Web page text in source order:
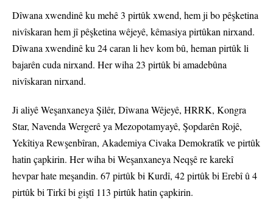
Dîwana xwendinê ku mehê 3 pirtûk xwend, hem ji bo pêşketina
nivîskaran hem jî pêşketina wêjeyê, kêmasiya pirtûkan nirxand.
Dîwana xwendinê ku 24 caran li hev kom bû, heman pirtûk li
bajarên cuda nirxand. Her wiha 23 pirtûk bi amadebûna
nivîskaran nirxand.
Ji aliyê Weşanxaneya Şilêr, Dîwana Wêjeyê, HRRK, Kongra
Star, Navenda Wergerê ya Mezopotamyayê, Şopdarên Rojê,
Yekîtiya Rewşenbîran, Akademiya Civaka Demokratîk ve pirtûk
hatin çapkirin. Her wiha bi Weşanxaneya Neqşê re karekî
hevpar hate meşandin. 67 pirtûk bi Kurdî, 42 pirtûk bi Erebî û 4
pirtûk bi Tirkî bi giştî 113 pirtûk hatin çapkirin.